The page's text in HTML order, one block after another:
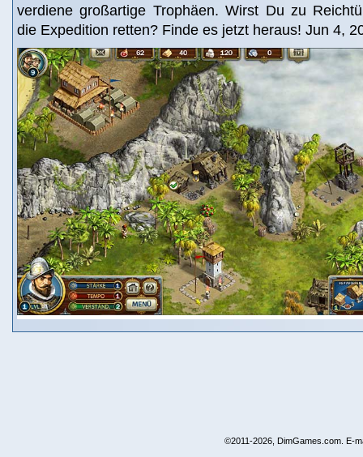
verdiene großartige Trophäen. Wirst Du zu
die Expedition retten? Finde es jetzt heraus! Jun 4,
©2011-2026, DimGames.com. E-